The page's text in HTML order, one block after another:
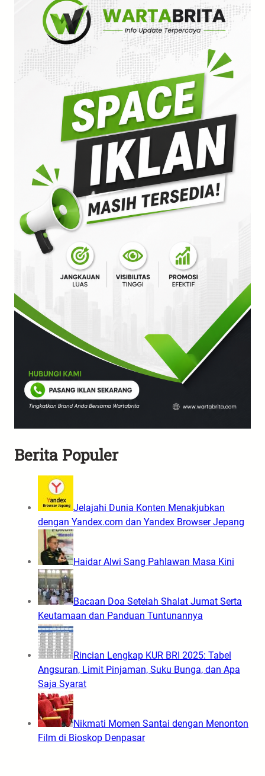
Berita Populer
Jelajahi Dunia Konten Menakjubkan
dengan Yandex.com dan Yandex Browser Jepang
Haidar Alwi Sang Pahlawan Masa Kini
Bacaan Doa Setelah Shalat Jumat Serta
Keutamaan dan Panduan Tuntunannya
Rincian Lengkap KUR BRI 2025: Tabel
Angsuran, Limit Pinjaman, Suku Bunga, dan Apa
Saja Syarat
Nikmati Momen Santai dengan Menonton
Film di Bioskop Denpasar